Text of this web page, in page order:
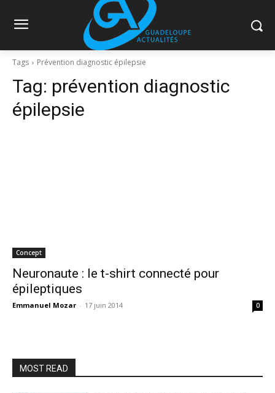
Tags Prévention diagnostic épilepsie
Tag: prévention diagnostic
épilepsie
Concept
Neuronaute : le t-shirt connecté pour
épileptiques
Emmanuel Mozar - 17 juin 2014 0
MOST READ